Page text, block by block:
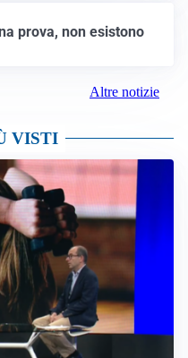
prova, non esistono
Altre notizie
VISTI